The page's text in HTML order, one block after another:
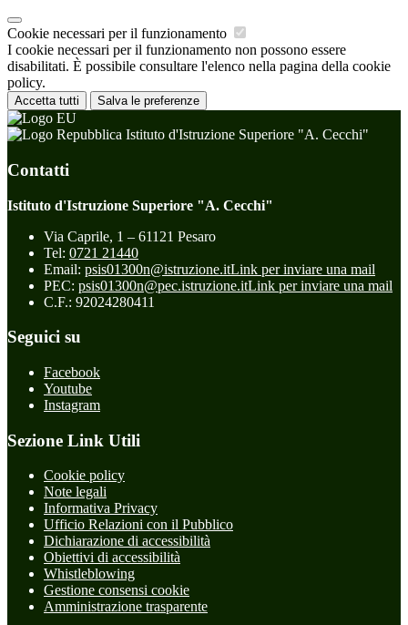
Cookie necessari per il funzionamento
I cookie necessari per il funzionamento non possono essere
disabilitati. È possibile consultare l'elenco nella pagina della cookie
policy.
Accetta tutti Salva le preferenze
Istituto d'Istruzione Superiore "A. Cecchi"
Contatti
Istituto d'Istruzione Superiore "A. Cecchi"
Via Caprile, 1 – 61121 Pesaro
Tel: 0721 21440
Email: psis01300n@istruzione.itLink per inviare una mail
PEC: psis01300n@pec.istruzione.itLink per inviare una mail
C.F.: 92024280411
Seguici su
Facebook
Youtube
Instagram
Sezione Link Utili
Cookie policy
Note legali
Informativa Privacy
Ufficio Relazioni con il Pubblico
Dichiarazione di accessibilità
Obiettivi di accessibilità
Whistleblowing
Gestione consensi cookie
Amministrazione trasparente